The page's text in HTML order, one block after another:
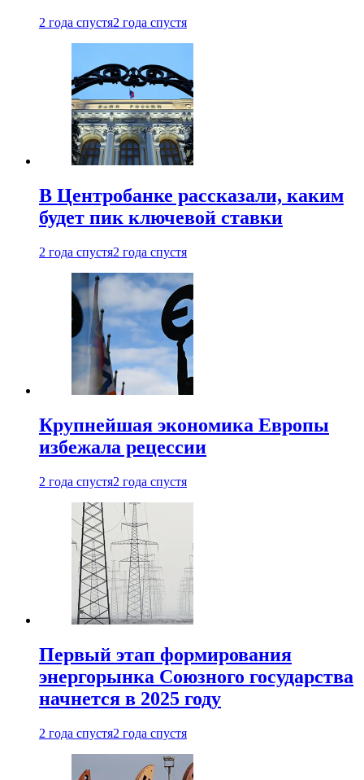
2 года спустя2 года спустя
В Центробанке рассказали, каким
будет пик ключевой ставки
2 года спустя2 года спустя
Крупнейшая экономика Европы
избежала рецессии
2 года спустя2 года спустя
Первый этап формирования
энергорынка Союзного государства
начнется в 2025 году
2 года спустя2 года спустя